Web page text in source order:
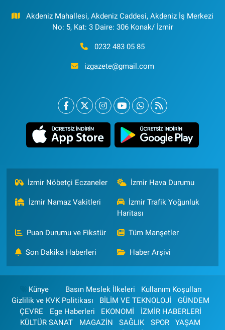
Akdeniz Mahallesi, Akdeniz Caddesi, Akdeniz İş Merkezi
No: 5, Kat: 3 Daire: 306 Konak/ İzmir
0232 483 05 85
izgazete@gmail.com
İzmir Nöbetçi Eczaneler İzmir Hava Durumu
İzmir Namaz Vakitleri
İzmir Trafik Yoğunluk
Haritası
Puan Durumu ve Fikstür Tüm Manşetler
Son Dakika Haberleri Haber Arşivi
Künye Basın Meslek İlkeleri
Kullanım Koşulları
Gizlilik ve KVK Politikası
BİLİM VE TEKNOLOJİ
GÜNDEM
ÇEVRE
Ege Haberleri EKONOMİ
İZMİR HABERLERİ
KÜLTÜR SANAT
MAGAZİN SAĞLIK SPOR
YAŞAM